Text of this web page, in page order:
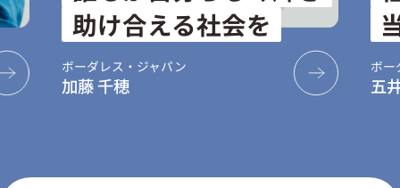
当たり前になる未来へ
ボーダレス・ジャパン
五井 健登